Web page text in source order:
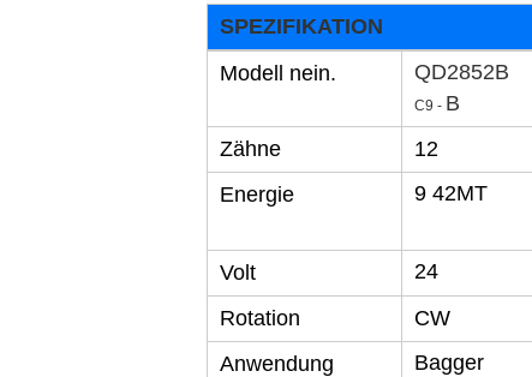
SPEZIFIKATION
Modell nein.
QD2852B
C9 - B
Zähne
12
Energie
9 42MT
Volt
24
Rotation
CW
Anwendung
Bagger